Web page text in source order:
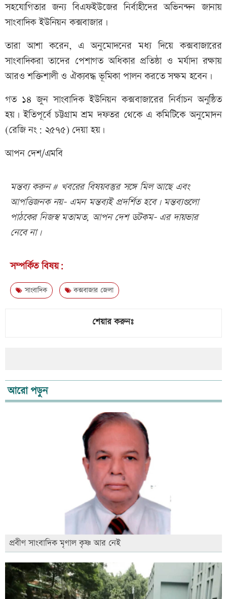
সহযোগিতার জন্য বিএফইউজের নির্বাহীদের অভিনন্দন জানায়
সাংবাদিক ইউনিয়ন কক্সবাজার।
তারা আশা করেন, এ অনুমোদনের মধ্য দিয়ে কক্সবাজারের
সাংবাদিকরা তাদের পেশাগত অধিকার প্রতিষ্ঠা ও মর্যাদা রক্ষায়
আরও শক্তিশালী ও ঐক্যবদ্ধ ভূমিকা পালন করতে সক্ষম হবেন।
গত ১৪ জুন সাংবাদিক ইউনিয়ন কক্সবাজারের নির্বাচন অনুষ্ঠিত
হয়। ইতিপূর্বে চট্টগ্রাম শ্রম দফতর থেকে এ কমিটিকে অনুমোদন
(রেজি নং: ২৫৭৫) দেয়া হয়।
আপন দেশ/এমবি
মন্তব্য করুন # খবরের বিষয়বস্তুর সঙ্গে মিল আছে এবং
আপত্তিজনক নয়- এমন মন্তব্যই প্রদর্শিত হবে। মন্তব্যগুলো
পাঠকের নিজস্ব মতামত, আপন দেশ ডটকম- এর দায়ভার
নেবে না।
সম্পর্কিত বিষয়:
সাংবাদিক কক্সবাজার জেলা
শেয়ার করুনঃ
আরো পড়ুন
প্রবীণ সাংবাদিক মৃণাল কৃষ্ণ আর নেই